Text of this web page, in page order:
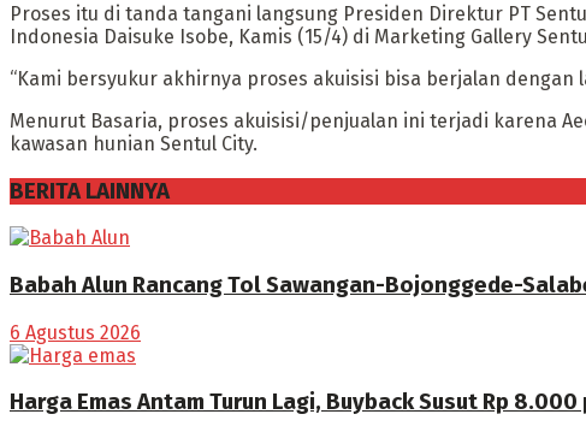
Proses itu di tanda tangani langsung Presiden Direktur PT
Indonesia Daisuke Isobe, Kamis (15/4) di Marketing Gallery
“Kami bersyukur akhirnya proses akuisisi bisa berjalan dengan
Menurut Basaria, proses akuisisi/penjualan ini terjadi karena
kawasan hunian Sentul City.
BERITA LAINNYA
Babah Alun Rancang Tol Sawangan-Bojonggede-
6 Agustus 2026
Harga Emas Antam Turun Lagi, Buyback Susut Rp 8.000